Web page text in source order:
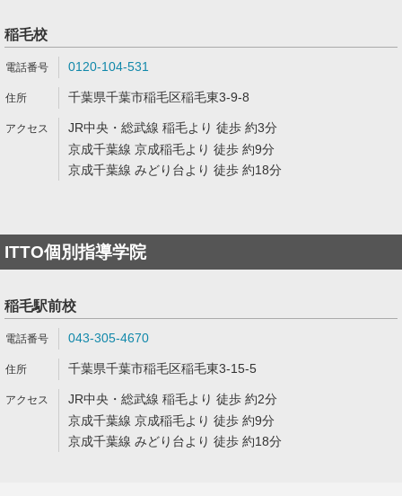
稲毛校
0120-104-531
千葉県千葉市稲毛区稲毛東3-9-8
JR中央・総武線 稲毛より 徒歩 約3分
京成千葉線 京成稲毛より 徒歩 約9分
京成千葉線 みどり台より 徒歩 約18分
ITTO個別指導学院
稲毛駅前校
043-305-4670
千葉県千葉市稲毛区稲毛東3-15-5
JR中央・総武線 稲毛より 徒歩 約2分
京成千葉線 京成稲毛より 徒歩 約9分
京成千葉線 みどり台より 徒歩 約18分